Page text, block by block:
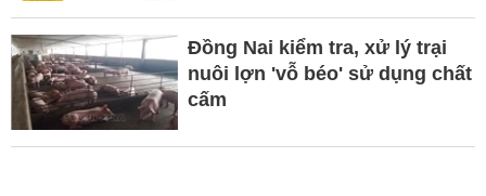
Đồng Nai kiểm tra, xử lý trại
nuôi lợn 'vỗ béo' sử dụng chất
cấm